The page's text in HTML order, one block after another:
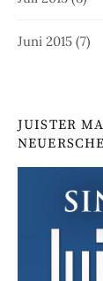
Juni 2015 (7)
JUISTER